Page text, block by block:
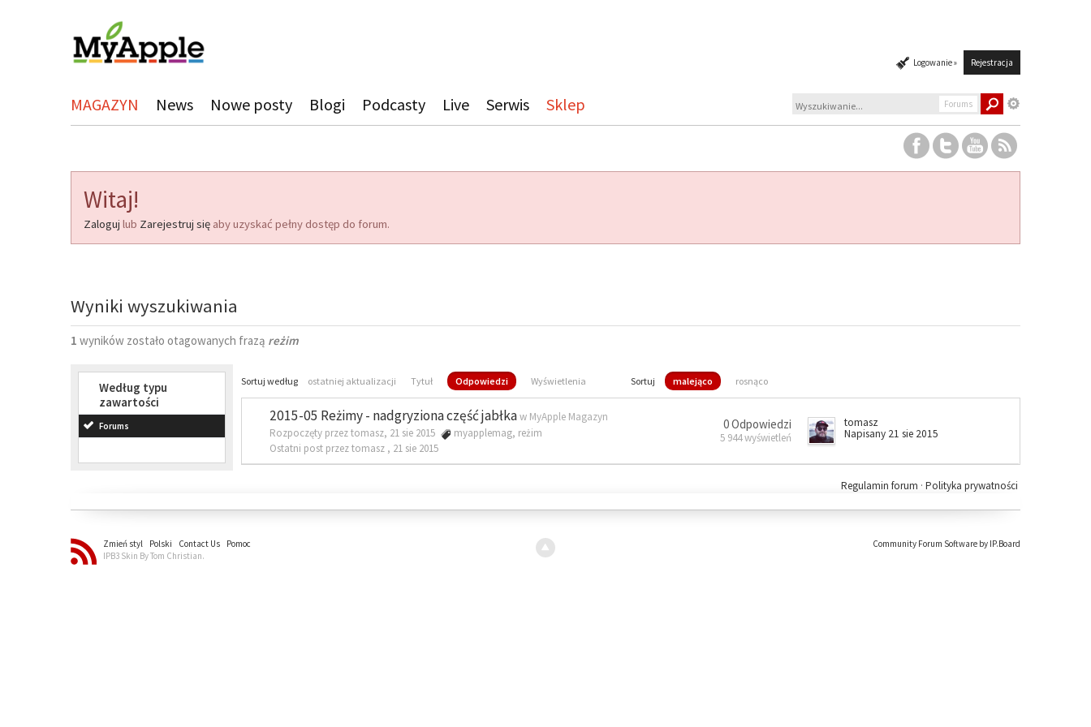
Logowanie » Rejestracja
MAGAZYN News Nowe posty Blogi Podcasty Live Serwis Sklep Forums
Witaj!
Zaloguj lub Zarejestruj się aby uzyskać pełny dostęp do forum.
Wyniki wyszukiwania
1 wyników zostało otagowanych frazą reżim
Według typu
zawartości
Forums
Sortuj według ostatniej aktualizacji Tytuł Odpowiedzi Wyświetlenia Sortuj malejąco rosnąco
2015-05 Reżimy - nadgryziona część jabłkaw MyApple Magazyn
Rozpoczęty przez tomasz, 21 sie 2015
myapplemag, reżim
Ostatni post przez tomasz , 21 sie 2015
0 Odpowiedzi
5 944 wyświetleń
tomasz
Napisany 21 sie 2015
Polityka prywatności
Regulamin forum ·
Zmień styl Polski Contact Us
Pomoc
IPB3 Skin By Tom Christian.
Community Forum Software by IP.Board